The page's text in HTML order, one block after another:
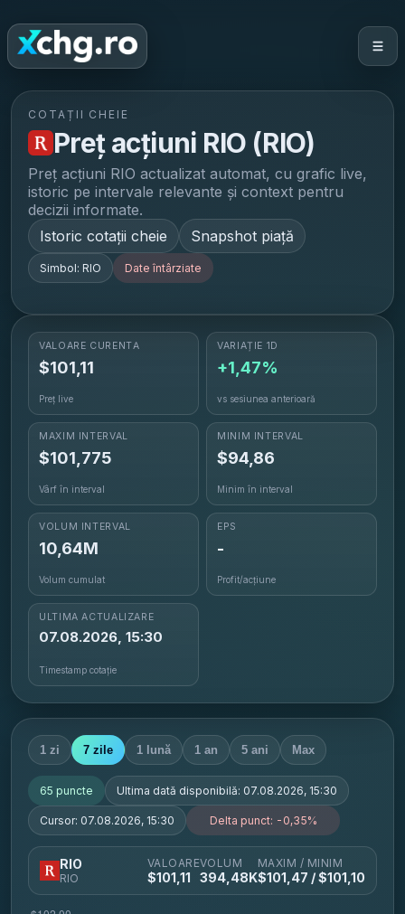
COTAȚII CHEIE
Preț acțiuni RIO (RIO)
Preț acțiuni RIO actualizat automat, cu grafic live,
istoric pe intervale relevante și context pentru
decizii informate.
Istoric cotații cheie
Snapshot piață
Simbol: RIO Date întârziate
VALOARE CURENTĂ
$101,11
Preț live
VARIAȚIE 1D
+1,47%
vs sesiunea anterioară
MAXIM INTERVAL
$101,775
Vârf în interval
MINIM INTERVAL
$94,86
Minim în interval
VOLUM INTERVAL
10,64M
Volum cumulat
EPS
-
Profit/acțiune
ULTIMA ACTUALIZARE
07.08.2026, 15:30
Timestamp cotație
1 zi 7 zile 1 lună 1 an 5 ani Max
65 puncte Ultima dată disponibilă: 07.08.2026, 15:30
Cursor: 07.08.2026, 15:30 Delta punct: -0,35%
RIO
RIO
VALOARE
$101,11
VOLUM
394,48K
MAXIM / MINIM
$101,47 / $101,10